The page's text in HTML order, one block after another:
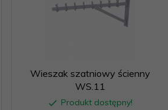
Wieszak szatniowy ścienny
WS.11
Produkt dostępny!